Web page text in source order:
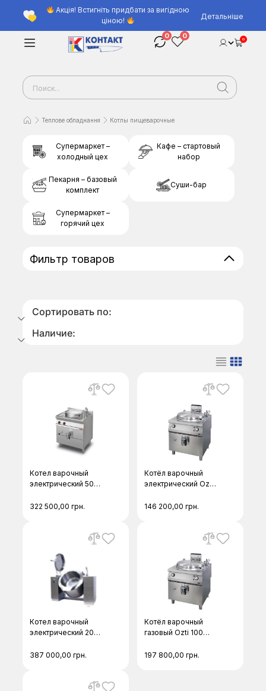
Акція! Встигніть придбати за вигідною
ціною!
Детальніше
0 0 0
Теплове обладнання Котлы пищеварочные
Фильтр товаров
Супермаркет –
холодный цех
Кафе – стартовый
набор
Пекарня – базовый
комплект
Суши-бар
Супермаркет –
горячий цех
Сортировать по:
Наличие:
Котел варочный
электрический 50л
322 500,00грн.
Котёл варочный
электрический Ozti
146 200,00грн.
Котел варочный
электрический 200л
387 000,00грн.
Котёл варочный
газовый Ozti 100
197 800,00грн.